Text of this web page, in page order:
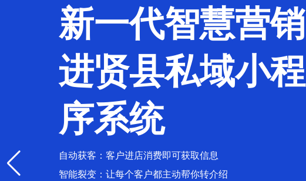
新一代智慧营销
进贤县私域小程
序系统
自动获客：客户进店消费即可获取信息
智能裂变：让每个客户都主动帮你转介绍